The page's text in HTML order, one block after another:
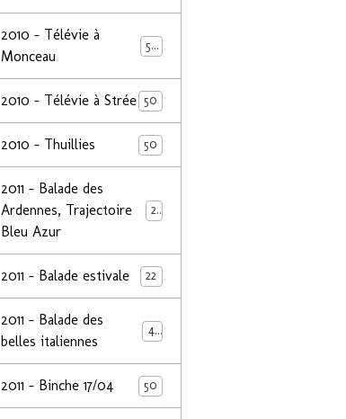
2010 - Télévie à
Monceau
50
2010 - Télévie à Strée 50
2010 - Thuillies 50
2011 - Balade des
Ardennes, Trajectoire
Bleu Azur
24
2011 - Balade estivale 22
2011 - Balade des
belles italiennes
49
2011 - Binche 17/04 50